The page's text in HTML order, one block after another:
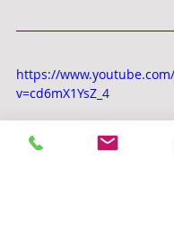
https://
v=cd6mX1YsZ_4